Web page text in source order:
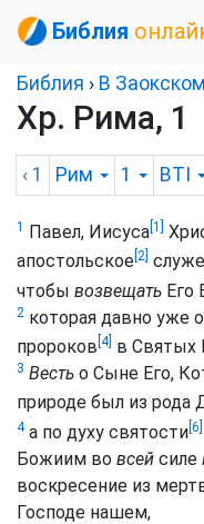
Библия
Библия › В Заокском
Хр. Рима, 1
‹ 1 Рим 1 BTI
1 Павел, Иисуса [1]
апостольское [2]
чтобы возвещать Его
2 которая давно уже
пророков [4] в Святых
3 Весть о Сыне Его,
природе был из рода
4а по духу святости [6]
Божиим во всей силе
воскресение из
Господе нашем,